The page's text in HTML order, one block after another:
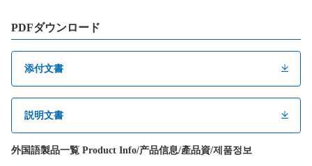
PDFダウンロード
添付文書
説明文書
外国語製品一覧 Product Info/产品信息/產品資/제품정보